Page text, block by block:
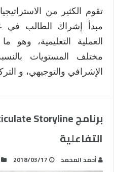
تقوم الكثير من
مبدأ إشراك الطالب في
العملية التعليمية،
مختلف المستويات
الإشرافي والتوجيهي، و
التفاعلية
أحمد المحمد 2018/03/17